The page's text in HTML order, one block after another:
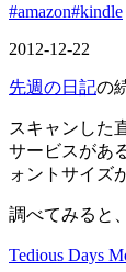
#amazon#kindle
2012-12-22
先週の日記の
スキャンした
サービスがあ
ォントサイズ
調べてみると
Tedious Days